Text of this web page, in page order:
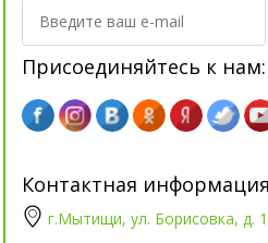
Присоединяйтесь к нам:
Контактная информация
г.Мытищи, ул. Борисовка, д.